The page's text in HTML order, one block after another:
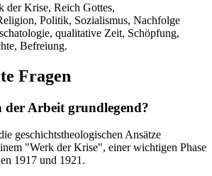
der Krise, Reich Gottes,
Politik, Sozialismus, Nachfolge
qualitative Zeit, Schöpfung,
Befreiung.
Fragen
der Arbeit grundlegend?
geschichtstheologischen Ansätze
"Werk der Krise", einer wichtigen Phase
1917 und 1921.